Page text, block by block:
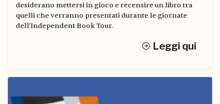
desiderano mettersi in gioco e recensire un libro tra
quelli che verranno presentati durante le giornate
dell’Independent Book Tour.
Leggi qui